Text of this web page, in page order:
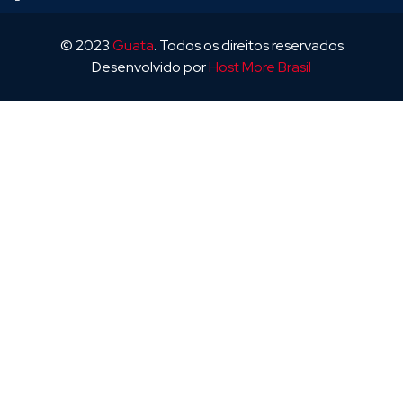
© 2023Guata. Todos os direitos reservados
Desenvolvido porHost More Brasil